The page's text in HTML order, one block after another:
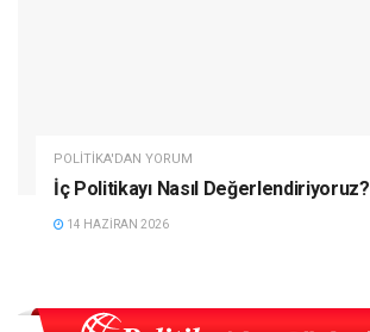
POLITIKA'DAN YORUM
İç Politikayı Nasıl Değerlendiriyoruz?
14 HAZIRAN 2026